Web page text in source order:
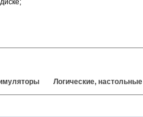
Логические, настольные